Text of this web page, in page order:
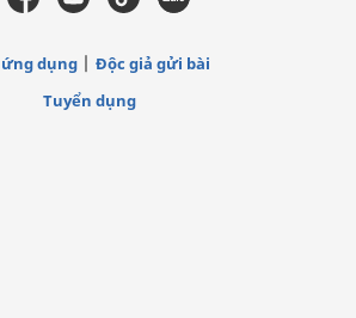
ứng dụng
Độc giả gửi bài
Tuyển dụng